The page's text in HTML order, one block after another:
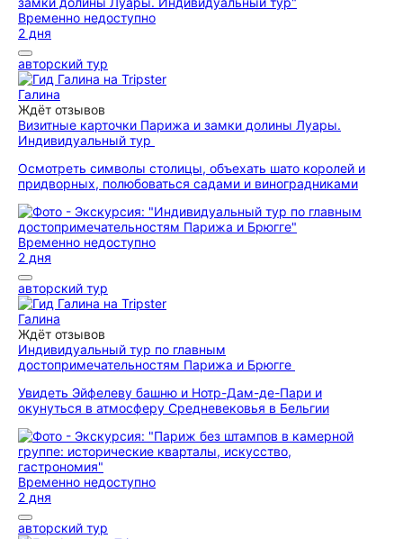
Временно недоступно
2 дня
авторский тур
Галина
Ждёт отзывов
Визитные карточки Парижа и замки долины Луары.
Индивидуальный тур
Осмотреть символы столицы, объехать шато королей и
придворных, полюбоваться садами и виноградниками
Временно недоступно
2 дня
авторский тур
Галина
Ждёт отзывов
Индивидуальный тур по главным
достопримечательностям Парижа и Брюгге
Увидеть Эйфелеву башню и Нотр-Дам-де-Пари и
окунуться в атмосферу Средневековья в Бельгии
Временно недоступно
2 дня
авторский тур